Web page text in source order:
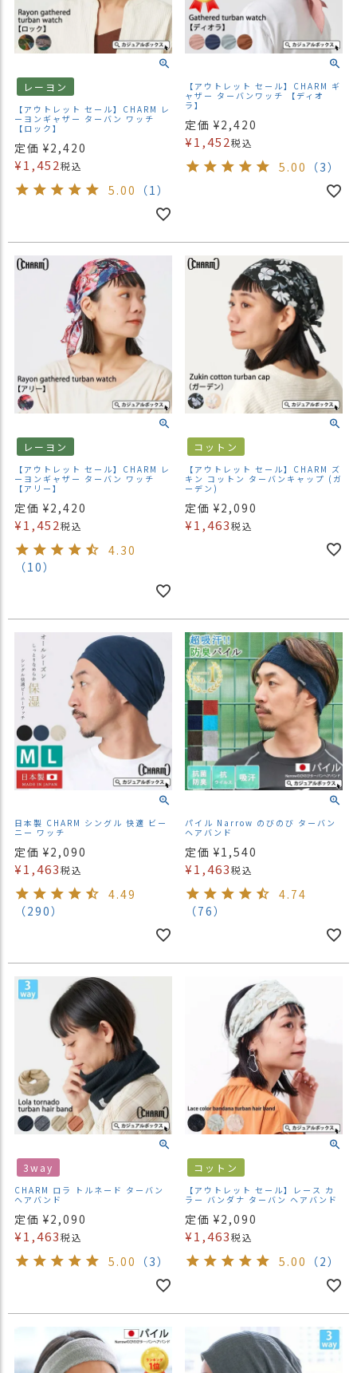
レーヨン
【アウトレット セール】CHARM レ
ーヨンギャザー ターバン ワッチ
【ロック】
定価 ¥2,420
¥1,452税込
5.00 （1）
【アウトレット セール】CHARM ギ
ャザー ターバンワッチ 【ディオ
ラ】
定価 ¥2,420
¥1,452税込
5.00 （3）
レーヨン
【アウトレット セール】CHARM レ
ーヨンギャザー ターバン ワッチ
【アリー】
定価 ¥2,420
¥1,452税込
4.30
（10）
コットン
【アウトレット セール】CHARM ズ
キン コットン ターバンキャップ (ガ
ーデン)
定価 ¥2,090
¥1,463税込
日本製 CHARM シングル 快適 ビー
ニー ワッチ
定価 ¥2,090
¥1,463税込
4.49
（290）
パイル Narrow のびのび ターバン
ヘアバンド
定価 ¥1,540
¥1,463税込
4.74
（76）
3way
CHARM ロラ トルネード ターバン
ヘアバンド
定価 ¥2,090
¥1,463税込
5.00 （3）
コットン
【アウトレット セール】レース カ
ラー バンダナ ターバン ヘアバンド
定価 ¥2,090
¥1,463税込
5.00 （2）